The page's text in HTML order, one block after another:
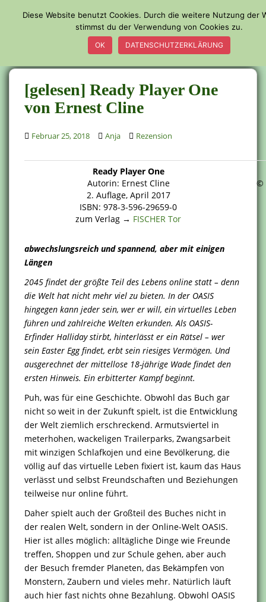
[gelesen] Ready Player One
von Ernest Cline
Februar 25, 2018 Anja Rezension
Ready Player One
Autorin: Ernest Cline
2. Auflage, April 2017
ISBN: 978-3-596-29659-0
zum Verlag → FISCHER Tor
©
abwechslungsreich und spannend, aber mit einigen
Längen
2045 findet der größte Teil des Lebens online statt – denn
die Welt hat nicht mehr viel zu bieten. In der OASIS
hingegen kann jeder sein, wer er will, ein virtuelles Leben
führen und zahlreiche Welten erkunden. Als OASIS-
Erfinder Halliday stirbt, hinterlässt er ein Rätsel – wer
sein Easter Egg findet, erbt sein riesiges Vermögen. Und
ausgerechnet der mittellose 18-jährige Wade findet den
ersten Hinweis. Ein erbitterter Kampf beginnt.
Puh, was für eine Geschichte. Obwohl das Buch gar
nicht so weit in der Zukunft spielt, ist die Entwicklung
der Welt ziemlich erschreckend. Armutsviertel in
meterhohen, wackeligen Trailerparks, Zwangsarbeit
mit winzigen Schlafkojen und eine Bevölkerung, die
völlig auf das virtuelle Leben fixiert ist, kaum das Haus
verlässt und selbst Freundschaften und Beziehungen
teilweise nur online führt.
Daher spielt auch der Großteil des Buches nicht in
der realen Welt, sondern in der Online-Welt OASIS.
Hier ist alles möglich: alltägliche Dinge wie Freunde
treffen, Shoppen und zur Schule gehen, aber auch
der Besuch fremder Planeten, das Bekämpfen von
Monstern, Zaubern und vieles mehr. Natürlich läuft
auch hier fast nichts ohne Bezahlung. Obwohl OASIS
Diese Website benutzt Cookies. Durch die weitere Nutzung der
stimmst du der Verwendung von Cookies zu.
OK DATENSCHUTZERKLÄRUNG